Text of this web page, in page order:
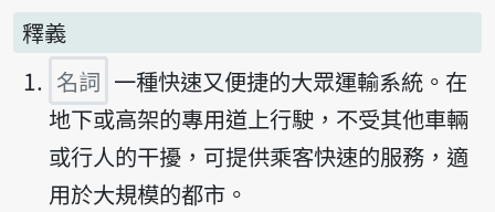
釋義
名詞 一種快速又便捷的大眾運輸系統。在
地下或高架的專用道上行駛，不受其他車輛
或行人的干擾，可提供乘客快速的服務，適
用於大規模的都市。